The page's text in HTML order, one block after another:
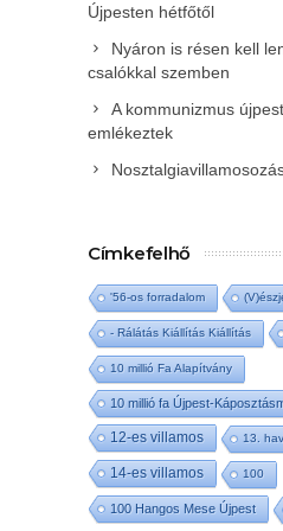
Újpesten hétfőtől
Nyáron is résen kell
csalókkal szemben
A kommunizmus
emlékeztek
Címkefelhő
'56-os forradalom
- Rálátás Kiállítás Kiállítás
10 millió Fa Alapítvány
10 millió fa Újpest-
12-es villamos 13.
14-es villamos 100
100 Hangos Mese Újpest